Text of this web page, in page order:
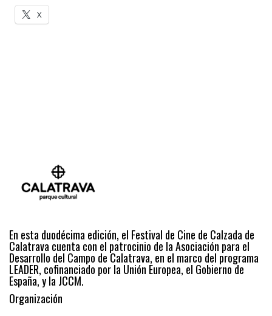
X
En esta duodécima edición, el Festival de Cine de Calzada de
Calatrava cuenta con el patrocinio de la Asociación para el
Desarrollo del Campo de Calatrava, en el marco del programa
LEADER, cofinanciado por la Unión Europea, el Gobierno de
España, y la JCCM.
Organización